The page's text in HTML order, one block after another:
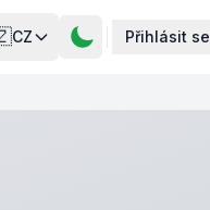
CZ Přihlásit se